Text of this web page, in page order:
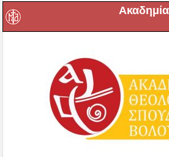
Ακαδημία